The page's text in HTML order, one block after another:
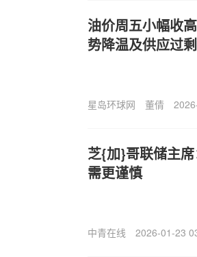
油价周五小幅收
势降温及供应过
星岛环球网 董倩
芝{加}哥联储主
需更谨慎
中青在线 2026-01-23